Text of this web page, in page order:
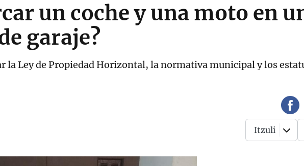
un coche y una moto en
garaje?
la Ley de Propiedad Horizontal, la normativa municipal y los
Itzuli